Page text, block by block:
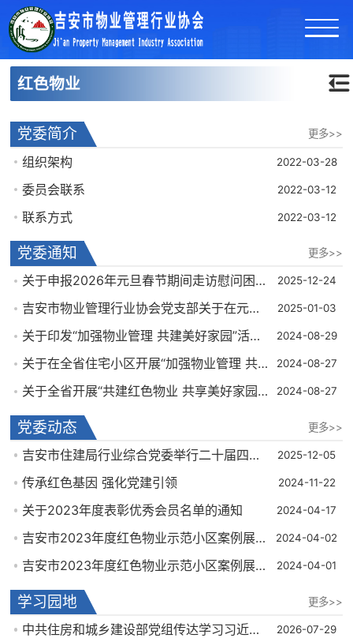
红色物业
党委简介 更多>>
组织架构 2022-03-28
委员会联系 2022-03-12
联系方式 2022-03-12
党委通知 更多>>
关于申报2026年元旦春节期间走访慰问困难对象的通知 2025-12-24
吉安市物业管理行业协会党支部关于在元旦春节期间开展走访慰问物业企业生活困难党员、困难家庭活动的通知 2025-01-03
关于印发“加强物业管理 共建美好家园”活动实施方案的通知 2024-08-29
关于在全省住宅小区开展“加强物业管理 共建美好家园”创建活动的通知 2024-08-27
关于全省开展“共建红色物业 共享美好家园”活动的通知 2024-08-27
党委动态 更多>>
吉安市住建局行业综合党委举行二十届四中全会精神宣讲活动 2025-12-05
传承红色基因 强化党建引领 2024-11-22
关于2023年度表彰优秀会员名单的通知 2024-04-17
吉安市2023年度红色物业示范小区案例展示（第五批） 2024-04-02
吉安市2023年度红色物业示范小区案例展示（第四批） 2024-04-01
学习园地 更多>>
中共住房和城乡建设部党组传达学习习近平总书记在上海考察时的重要指示精神 2026-07-29